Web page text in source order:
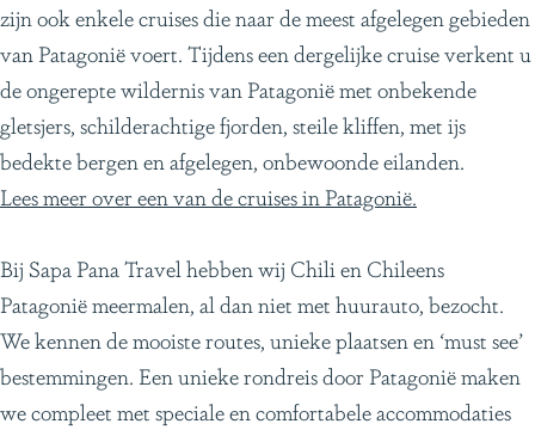
zijn ook enkele cruises die naar de meest afgelegen gebieden
van Patagonië voert. Tijdens een dergelijke cruise verkent u
de ongerepte wildernis van Patagonië met onbekende
gletsjers, schilderachtige fjorden, steile kliffen, met ijs
bedekte bergen en afgelegen, onbewoonde eilanden.
Lees meer over een van de cruises in Patagonië.
Bij Sapa Pana Travel hebben wij Chili en Chileens
Patagonië meermalen, al dan niet met huurauto, bezocht.
We kennen de mooiste routes, unieke plaatsen en ‘must see’
bestemmingen. Een unieke rondreis door Patagonië maken
we compleet met speciale en comfortabele accommodaties